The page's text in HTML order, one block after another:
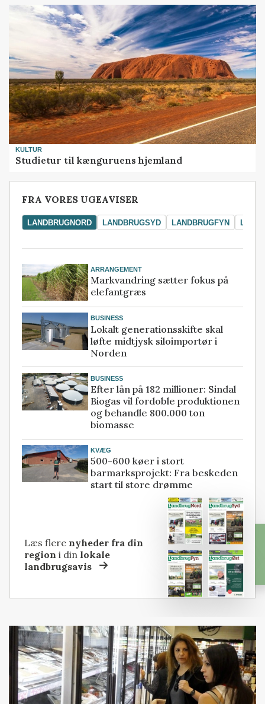
KULTUR
Studietur til kænguruens hjemland
FRA VORES UGEAVISER
LANDBRUGNORD LANDBRUGSYD LANDBRUGFYN
ARRANGEMENT
Markvandring sætter fokus på
elefantgræs
BUSINESS
Lokalt generationsskifte skal
løfte midtjysk siloimportør i
Norden
BUSINESS
Efter lån på 182 millioner: Sindal
Biogas vil fordoble produktionen
og behandle 800.000 ton
biomasse
KVÆG
500-600 køer i stort
barmarksprojekt: Fra beskeden
start til store drømme
Læs flere nyheder fra din
region i dinlokale
landbrugsavis